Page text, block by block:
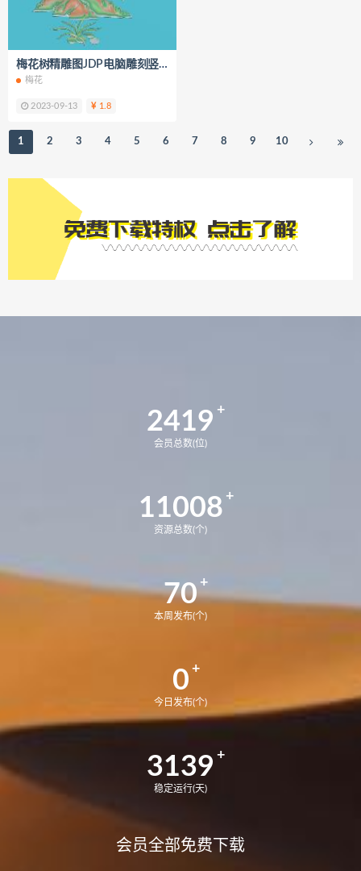
梅花树精雕图JDP电脑雕刻竖屏门板浮雕图K223
梅花
2023-09-13 1.8
1 2 3 4 5 6 7 8 9 10
2419
会员总数(位)
11008
资源总数(个)
70
本周发布(个)
0
今日发布(个)
3139
稳定运行(天)
会员全部免费下载